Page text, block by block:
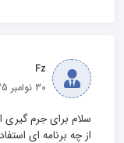
Fz
30 نوامبر 2025